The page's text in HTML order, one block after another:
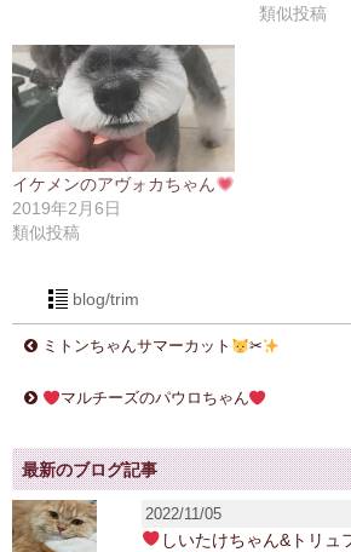
類似投稿
イケメンのアヴォカちゃん
2019年2月6日
類似投稿
blog/trim
ミトンちゃんサマーカット ✂
マルチーズのパウロちゃん
最新のブログ記事
2022/11/05
しいたけちゃん&トリュ